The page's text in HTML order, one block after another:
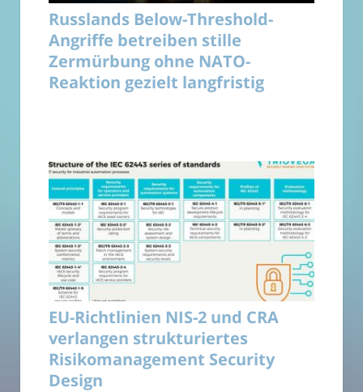
Russlands Below-Threshold-
Angriffe betreiben stille
Zermürbung ohne NATO-
Reaktion gezielt langfristig
EU-Richtlinien NIS-2 und CRA
verlangen strukturiertes
Risikomanagement Security
Design